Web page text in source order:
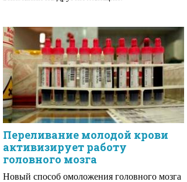
Переливание молодой крови
активизирует работу
головного мозга
Новый способ омоложения головного мозга